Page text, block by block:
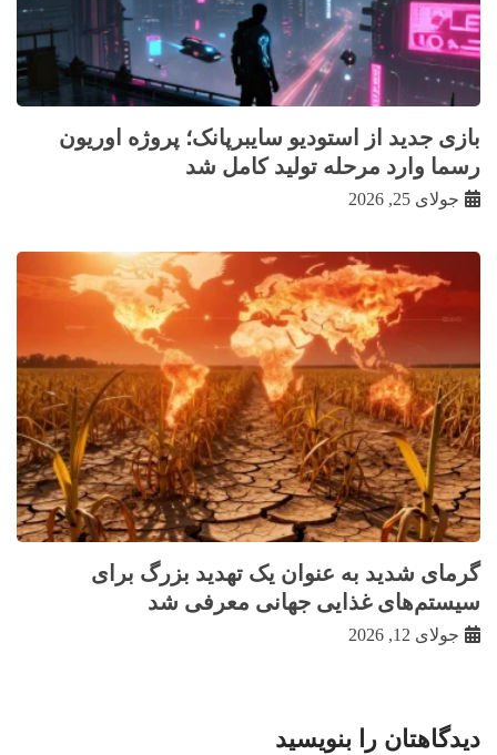
بازی جدید از استودیو سایبرپانک؛ پروژه اوریون
رسما وارد مرحله تولید کامل شد
جولای 25, 2026
گرمای شدید به عنوان یک تهدید بزرگ برای
سیستم‌های غذایی جهانی معرفی شد
جولای 12, 2026
دیدگاهتان را بنویسید